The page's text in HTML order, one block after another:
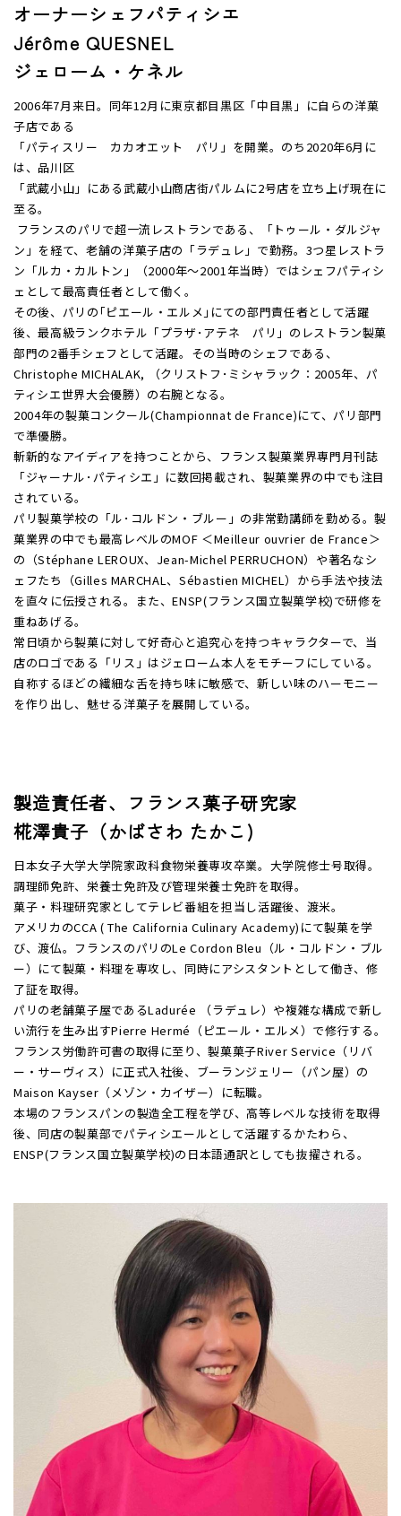
オーナーシェフパティシエ
Jérôme QUESNEL
ジェローム・ケネル
2006年7月来日。同年12月に東京都目黒区「中目黒」に自らの洋菓
子店である
「パティスリー カカオエット パリ」を開業。のち2020年6月に
は、品川区
「武蔵小山」にある武蔵小山商店街パルムに2号店を立ち上げ現在に
至る。
フランスのパリで超一流レストランである、「トゥール・ダルジャ
ン」を経て、老舗の洋菓子店の「ラデュレ」で勤務。3つ星レストラ
ン「ルカ・カルトン」（2000年～2001年当時）ではシェフパティシ
ェとして最高責任者として働く。
その後、パリの｢ピエール・エルメ｣にての部門責任者として活躍
後、最高級ランクホテル「プラザ･アテネ パリ」のレストラン製菓
部門の2番手シェフとして活躍。その当時のシェフである、
Christophe MICHALAK, （クリストフ･ミシャラック：2005年、パ
ティシエ世界大会優勝）の右腕となる。
2004年の製菓コンクール(Championnat de France)にて、パリ部門
で準優勝。
斬新的なアイディアを持つことから、フランス製菓業界専門月刊誌
「ジャーナル･パティシエ」に数回掲載され、製菓業界の中でも注目
されている。
パリ製菓学校の「ル･コルドン・ブルー」の非常勤講師を勤める。製
菓業界の中でも最高レベルのMOF ＜Meilleur ouvrier de France＞
の（Stéphane LEROUX、Jean-Michel PERRUCHON）や著名なシ
ェフたち（Gilles MARCHAL、Sébastien MICHEL）から手法や技法
を直々に伝授される。また、ENSP(フランス国立製菓学校)で研修を
重ねあげる。
常日頃から製菓に対して好奇心と追究心を持つキャラクターで、当
店のロゴである「リス」はジェローム本人をモチーフにしている。
自称するほどの繊細な舌を持ち味に敏感で、新しい味のハーモニー
を作り出し、魅せる洋菓子を展開している。
製造責任者、フランス菓子研究家
椛澤貴子（かばさわ たかこ)
日本女子大学大学院家政科食物栄養専攻卒業。大学院修士号取得。
調理師免許、栄養士免許及び管理栄養士免許を取得。
菓子・料理研究家としてテレビ番組を担当し活躍後、渡米。
アメリカのCCA ( The California Culinary Academy)にて製菓を学
び、渡仏。フランスのパリのLe Cordon Bleu（ル・コルドン・ブル
ー）にて製菓・料理を専攻し、同時にアシスタントとして働き、修
了証を取得。
パリの老舗菓子屋であるLadurée （ラデュレ）や複雑な構成で新し
い流行を生み出すPierre Hermé（ピエール・エルメ）で修行する。
フランス労働許可書の取得に至り、製菓菓子River Service（リバ
ー・サーヴィス）に正式入社後、ブーランジェリー（パン屋）の
Maison Kayser（メゾン・カイザー）に転職。
本場のフランスパンの製造全工程を学び、高等レベルな技術を取得
後、同店の製菓部でパティシエールとして活躍するかたわら、
ENSP(フランス国立製菓学校)の日本語通訳としても抜擢される。